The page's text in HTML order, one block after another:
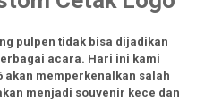
pulpen tidak bisa dijadikan
acara. Hari ini kami
akan memperkenalkan salah
menjadi souvenir kece dan